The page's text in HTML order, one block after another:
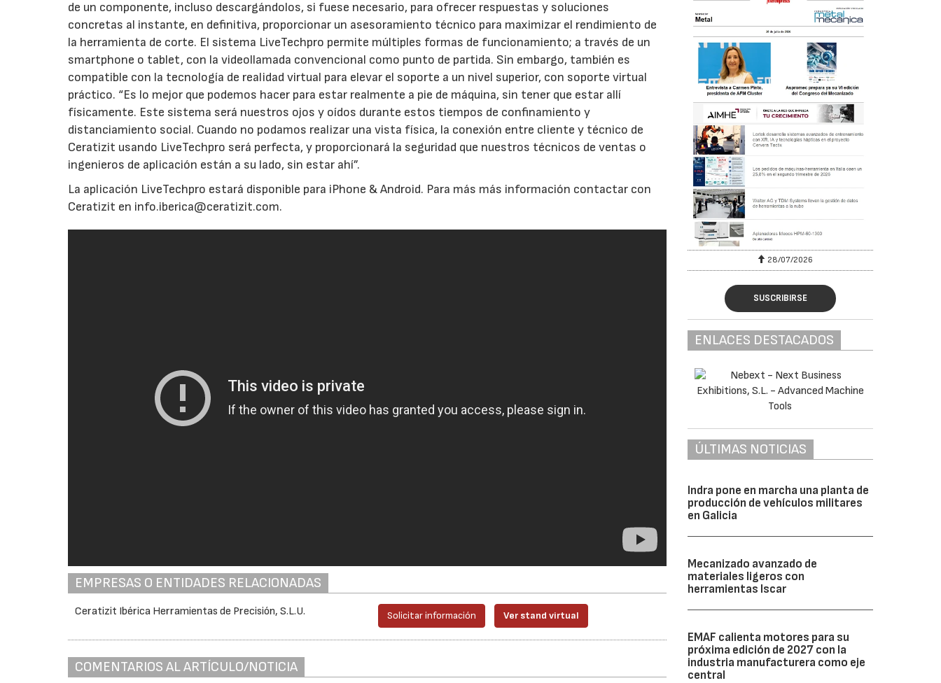
de un componente, incluso descargándolos, si fuese necesario, para ofrecer respuestas y soluciones
concretas al instante, en definitiva, proporcionar un asesoramiento técnico para maximizar el rendimiento de
la herramienta de corte. El sistema LiveTechpro permite múltiples formas de funcionamiento; a través de un
smartphone o tablet, con la videollamada convencional como punto de partida. Sin embargo, también es
compatible con la tecnología de realidad virtual para elevar el soporte a un nivel superior, con soporte virtual
práctico. “Es lo mejor que podemos hacer para estar realmente a pie de máquina, sin tener que estar allí
físicamente. Este sistema será nuestros ojos y oídos durante estos tiempos de confinamiento y
distanciamiento social. Cuando no podamos realizar una vista física, la conexión entre cliente y técnico de
Ceratizit usando LiveTechpro será perfecta, y proporcionará la seguridad que nuestros técnicos de ventas o
ingenieros de aplicación están a su lado, sin estar ahí”.
La aplicación LiveTechpro estará disponible para iPhone & Android. Para más más información contactar con
Ceratizit en info.iberica@ceratizit.com.
EMPRESAS O ENTIDADES RELACIONADAS
Ceratizit Ibérica Herramientas de Precisión, S.L.U. Solicitar información Ver stand virtual
COMENTARIOS AL ARTÍCULO/NOTICIA
28/07/2026
SUSCRIBIRSE
ENLACES DESTACADOS
ÚLTIMAS NOTICIAS
Indra pone en marcha una planta de
producción de vehículos militares
en Galicia
Mecanizado avanzado de
materiales ligeros con
herramientas Iscar
EMAF calienta motores para su
próxima edición de 2027 con la
industria manufacturera como eje
central